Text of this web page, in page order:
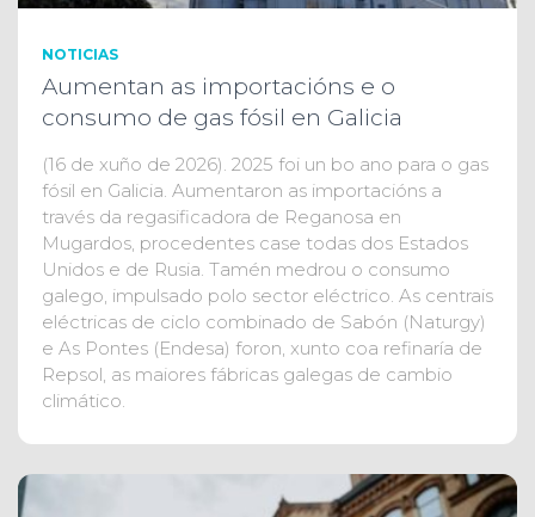
NOTICIAS
Aumentan as importacións e o
consumo de gas fósil en Galicia
(16 de xuño de 2026). 2025 foi un bo ano para o gas
fósil en Galicia. Aumentaron as importacións a
través da regasificadora de Reganosa en
Mugardos, procedentes case todas dos Estados
Unidos e de Rusia. Tamén medrou o consumo
galego, impulsado polo sector eléctrico. As centrais
eléctricas de ciclo combinado de Sabón (Naturgy)
e As Pontes (Endesa) foron, xunto coa refinaría de
Repsol, as maiores fábricas galegas de cambio
climático.